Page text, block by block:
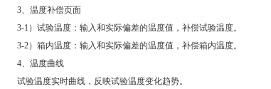
3、温度补偿页面
3-1）试验温度：输入和实际偏差的温度值，补偿试验温度。
3-2）箱内温度：输入和实际偏差的温度值，补偿箱内温度。
4、温度曲线
试验温度实时曲线，反映试验温度变化趋势。